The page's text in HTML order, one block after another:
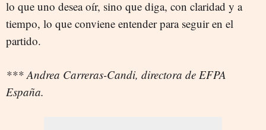
lo que uno desea oír, sino que diga, con claridad y a
tiempo, lo que conviene entender para seguir en el
partido.
*** Andrea Carreras-Candi, directora de EFPA
España.